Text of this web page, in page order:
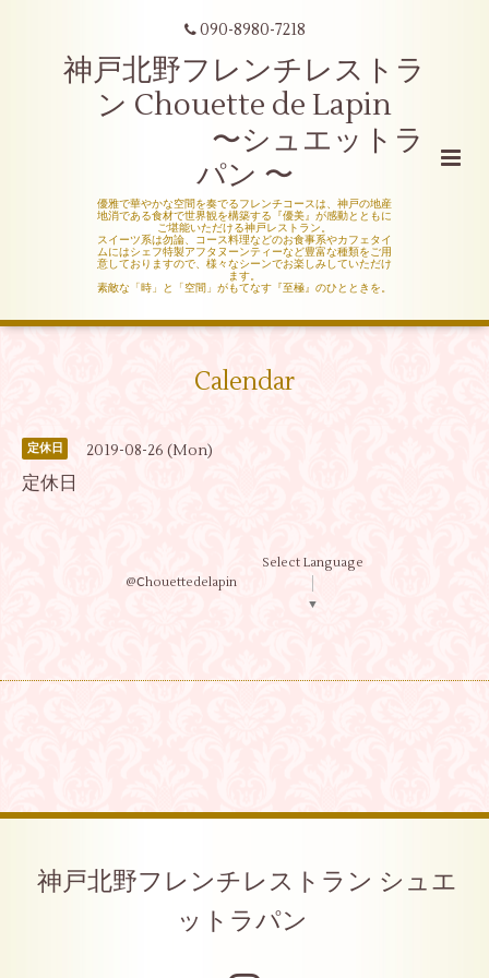
090-8980-7218
神戸北野フレンチレストラ
ン Chouette de Lapin
〜シュエットラ
パン 〜
優雅で華やかな空間を奏でるフレンチコースは、神戸の地産
地消である食材で世界観を構築する『優美』が感動とともに
ご堪能いただける神戸レストラン。
スイーツ系は勿論、コース料理などのお食事系やカフェタイ
ムにはシェフ特製アフタヌーンティーなど豊富な種類をご用
意しておりますので、様々なシーンでお楽しみしていただけ
ます。
素敵な「時」と「空間」がもてなす『至極』のひとときを。
Calendar
定休日 2019-08-26 (Mon)
定休日
@Ⅽhouettedelapin
Select Language
▼
神戸北野フレンチレストラン シュエ
ットラパン